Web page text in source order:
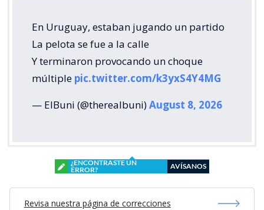
En Uruguay, estaban jugando un partido
La pelota se fue a la calle
Y terminaron provocando un choque
múltiple pic.twitter.com/k3yxS4Y4MG
— ElBuni (@therealbuni)August 8, 2026
¿ENCONTRASTE UN
ERROR?
AVÍSANOS
Revisa nuestra página de correcciones